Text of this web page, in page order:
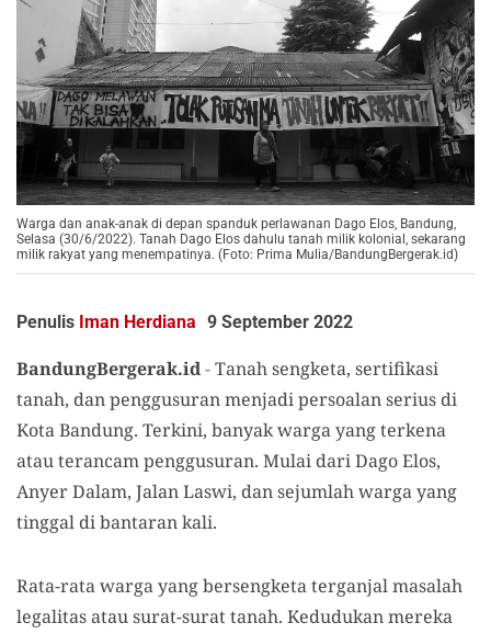
Warga dan anak-anak di depan spanduk perlawanan Dago Elos, Bandung,
Selasa (30/6/2022). Tanah Dago Elos dahulu tanah milik kolonial, sekarang
milik rakyat yang menempatinya. (Foto: Prima Mulia/BandungBergerak.id)
Penulis Iman Herdiana 9 September 2022
BandungBergerak.id-Tanah sengketa, sertifikasi
tanah, dan penggusuran menjadi persoalan serius di
Kota Bandung. Terkini, banyak warga yang terkena
atau terancam penggusuran. Mulai dari Dago Elos,
Anyer Dalam, Jalan Laswi, dan sejumlah warga yang
tinggal di bantaran kali.
Rata-rata warga yang bersengketa terganjal masalah
legalitas atau surat-surat tanah. Kedudukan mereka